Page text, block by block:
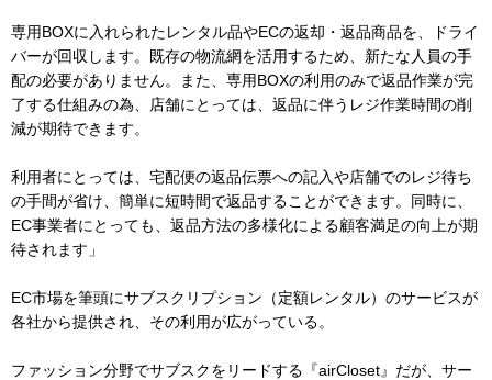
専用BOXに入れられたレンタル品やECの返却・返品商品を、ドライ
バーが回収します。既存の物流網を活用するため、新たな人員の手
配の必要がありません。また、専用BOXの利用のみで返品作業が完
了する仕組みの為、店舗にとっては、返品に伴うレジ作業時間の削
減が期待できます。
利用者にとっては、宅配便の返品伝票への記入や店舗でのレジ待ち
の手間が省け、簡単に短時間で返品することができます。同時に、
EC事業者にとっても、返品方法の多様化による顧客満足の向上が期
待されます」
EC市場を筆頭にサブスクリプション（定額レンタル）のサービスが
各社から提供され、その利用が広がっている。
ファッション分野でサブスクをリードする『airCloset』だが、サー